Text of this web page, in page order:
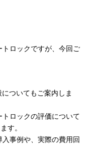
ロックですが、今回ご
ついてもご案内しま
ロックの評価について
す。
事例や、実際の費用回